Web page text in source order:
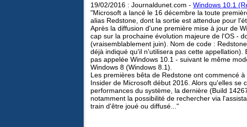
19/02/2016 : Journaldunet.com - Windows 10.1
"Microsoft a lancé le 16 décembre la toute
alias Redstone, dont la sortie est attendue pour
Après la diffusion d'une première mise à jour de
cap sur la prochaine évolution majeure de l'OS -
(vraisemblablement juin). Nom de code :
déjà indiqué qu'il n'utilisera pas cette
pas appelée Windows 10.1 - suivant le même
Windows 8 (Windows 8.1).
Les premières bêta de Redstone ont commencé
Insider de Microsoft début 2016. Alors qu'elles se
performances du système, la dernière (Build
notamment la possibilité de rechercher via
train d'être joué ou diffusé..."